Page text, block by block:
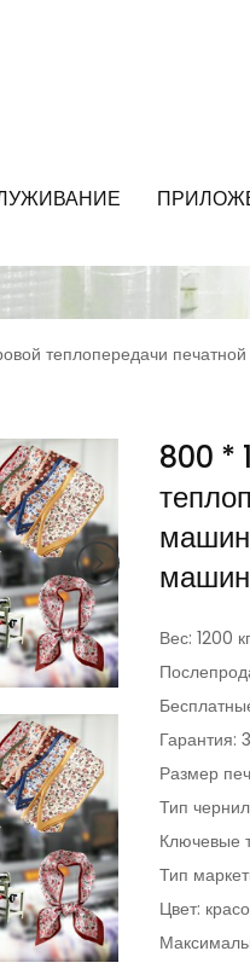
теплопередачи
800 *
Вес: 1200 кг
Гарантия:
Размер
Тип
Ключевые
Тип
Цвет: